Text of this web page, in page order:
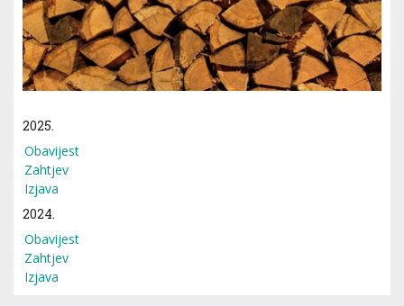
2025.
Obavijest
Zahtjev
Izjava
2024.
Obavijest
Zahtjev
Izjava